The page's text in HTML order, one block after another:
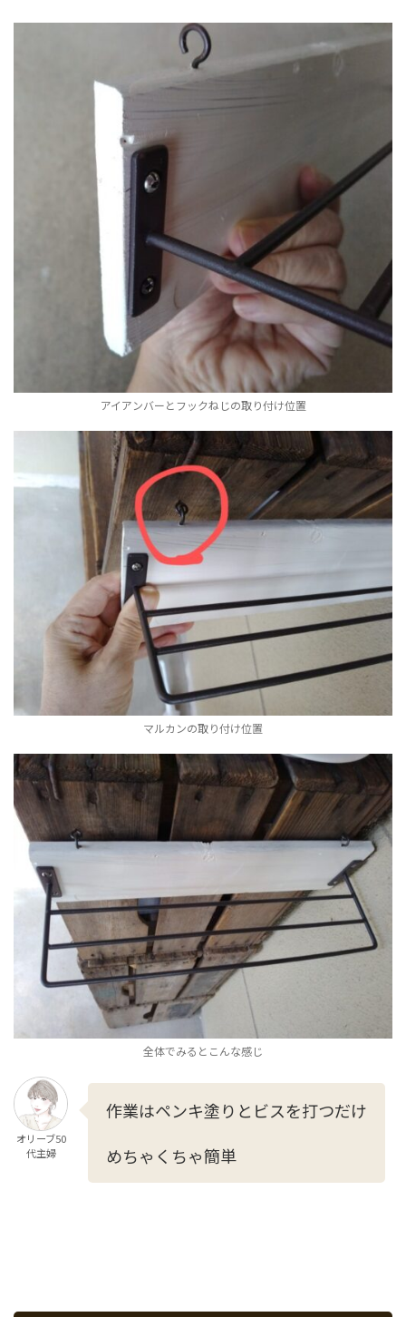
アイアンバーとフックねじの取り付け位置
マルカンの取り付け位置
全体でみるとこんな感じ
オリーブ50
代主婦
作業はペンキ塗りとビスを打つだけ
めちゃくちゃ簡単